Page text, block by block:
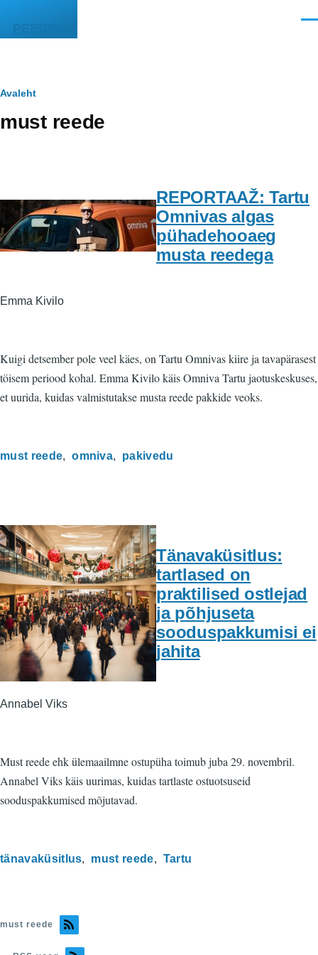
PEEGEL
Leivapuru
Avaleht
must reede
REPORTAAŽ: Tartu
Omnivas algas
pühadehooaeg
musta reedega
Emma Kivilo
Kuigi detsember pole veel käes, on Tartu Omnivas kiire ja tavapärasest
töisem periood kohal. Emma Kivilo käis Omniva Tartu jaotuskeskuses,
et uurida, kuidas valmistutakse musta reede pakkide veoks.
must reede omniva pakivedu
Tänavaküsitlus:
tartlased on
praktilised ostlejad
ja põhjuseta
sooduspakkumisi ei
jahita
Annabel Viks
Must reede ehk ülemaailmne ostupüha toimub juba 29. novembril.
Annabel Viks käis uurimas, kuidas tartlaste ostuotsuseid
sooduspakkumised mõjutavad.
tänavaküsitlus must reede Tartu
must reede